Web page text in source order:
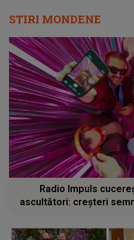
STIRI MONDENE
Radio Impuls
ascultători: creșteri